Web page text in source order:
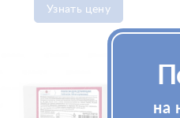
Узнать цену
на